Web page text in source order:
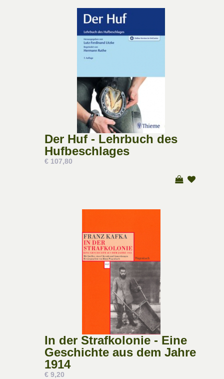
Der Huf - Lehrbuch des
Hufbeschlages
€ 107,80
In der Strafkolonie - Eine
Geschichte aus dem Jahre
1914
€ 9,20